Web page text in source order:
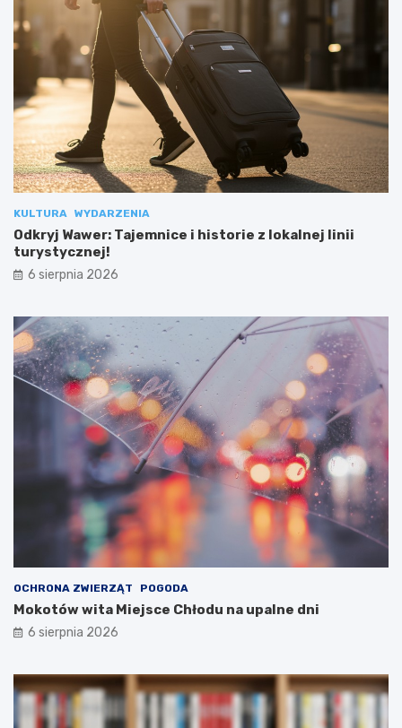
KULTURA WYDARZENIA
Odkryj Wawer: Tajemnice i historie z lokalnej linii
turystycznej!
6 sierpnia 2026
OCHRONA ZWIERZĄT POGODA
Mokotów wita Miejsce Chłodu na upalne dni
6 sierpnia 2026